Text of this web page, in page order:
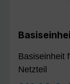
Basiseinheit
Netzteil